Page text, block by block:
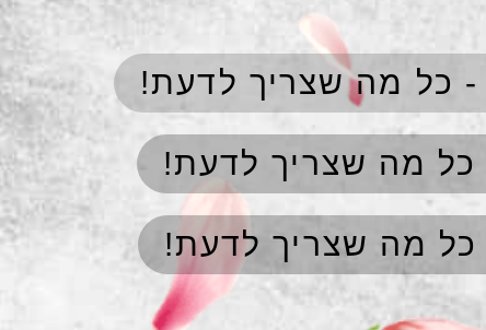
- כל מה שצריך לדעת!
כל מה שצריך לדעת!
כל מה שצריך לדעת!